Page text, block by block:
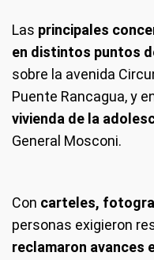
Las principales
en distintos puntos
sobre la avenida
Puente Rancagua, y
vivienda de la
General Mosconi.
Con carteles,
personas exigieron
reclamaron avances